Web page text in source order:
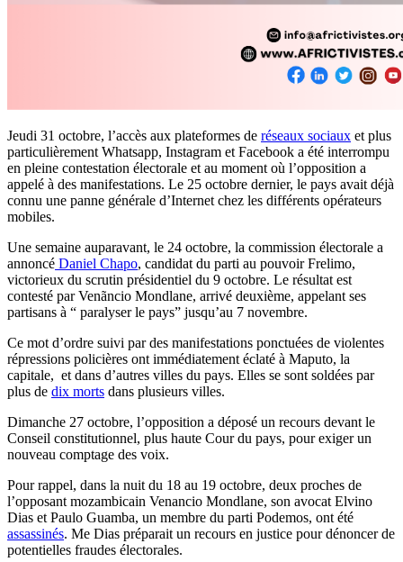
Jeudi 31 octobre, l’accès aux plateformes de réseaux sociaux et plus
particulièrement Whatsapp, Instagram et Facebook a été interrompu
en pleine contestation électorale et au moment où l’opposition a
appelé à des manifestations. Le 25 octobre dernier, le pays avait déjà
connu une panne générale d’Internet chez les différents opérateurs
mobiles.
Une semaine auparavant, le 24 octobre, la commission électorale a
annoncé Daniel Chapo, candidat du parti au pouvoir Frelimo,
victorieux du scrutin présidentiel du 9 octobre. Le résultat est
contesté par Venãncio Mondlane, arrivé deuxième, appelant ses
partisans à “ paralyser le pays” jusqu’au 7 novembre.
Ce mot d’ordre suivi par des manifestations ponctuées de violentes
répressions policières ont immédiatement éclaté à Maputo, la
capitale, et dans d’autres villes du pays. Elles se sont soldées par
plus de dix morts dans plusieurs villes.
Dimanche 27 octobre, l’opposition a déposé un recours devant le
Conseil constitutionnel, plus haute Cour du pays, pour exiger un
nouveau comptage des voix.
Pour rappel, dans la nuit du 18 au 19 octobre, deux proches de
l’opposant mozambicain Venancio Mondlane, son avocat Elvino
Dias et Paulo Guamba, un membre du parti Podemos, ont été
assassinés. Me Dias préparait un recours en justice pour dénoncer de
potentielles fraudes électorales.